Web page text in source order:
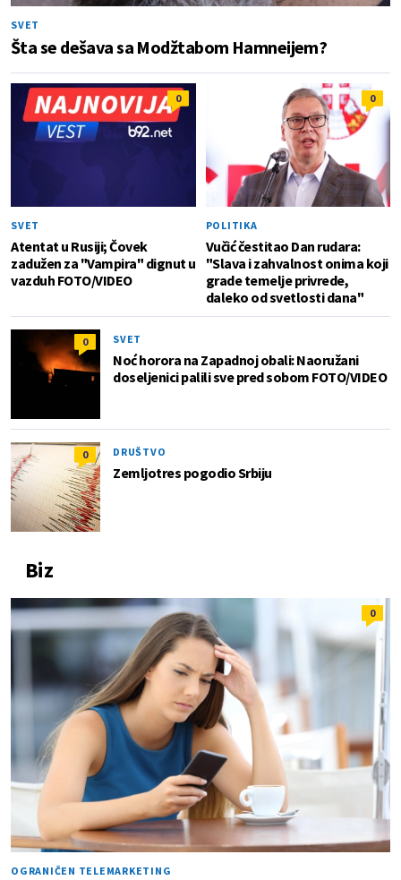
SVET
Šta se dešava sa Modžtabom Hamneijem?
0
SVET
Atentat u Rusiji; Čovek
zadužen za "Vampira" dignut u
vazduh FOTO/VIDEO
0
POLITIKA
Vučić čestitao Dan rudara:
"Slava i zahvalnost onima koji
grade temelje privrede,
daleko od svetlosti dana"
0 SVET
Noć horora na Zapadnoj obali: Naoružani
doseljenici palili sve pred sobom FOTO/VIDEO
0 DRUŠTVO
Zemljotres pogodio Srbiju
Biz
0
OGRANIČEN TELEMARKETING